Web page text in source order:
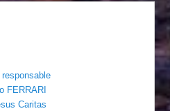
FERRARI
Caritas